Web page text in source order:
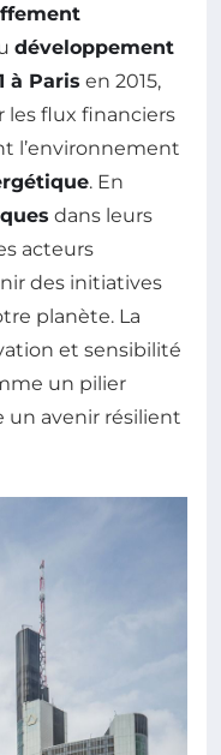
développement
à Paris en 2015,
les flux financiers
l’environnement
. En
dans leurs
acteurs
des initiatives
planète. La
et sensibilité
un pilier
un avenir résilient